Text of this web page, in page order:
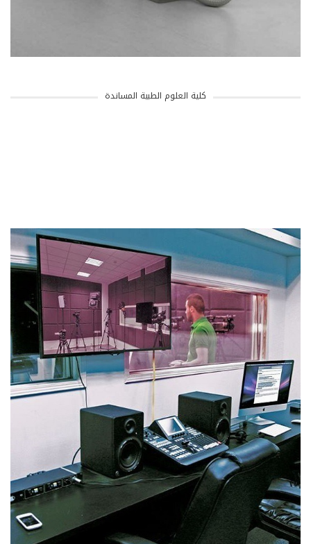
كلية العلوم الطبية المساندة